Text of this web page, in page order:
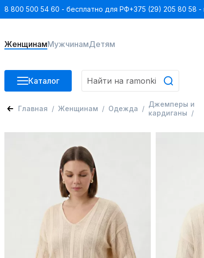
8 800 500 54 60 - бесплатно для РФ+375 (29) 205 80 58 -
ЖенщинамМужчинамДетям
Каталог
Главная Женщинам Одежда
Джемперы и
кардиганы